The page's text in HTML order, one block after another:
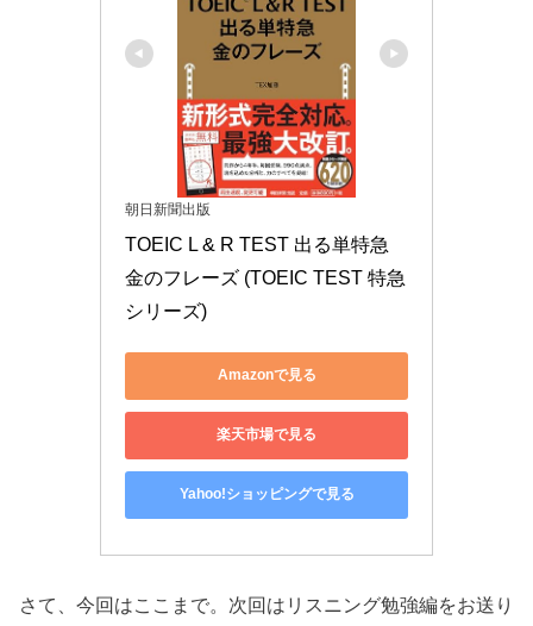
朝日新聞出版
TOEIC L & R TEST 出る単特急
金のフレーズ (TOEIC TEST 特急
シリーズ)
Amazonで見る
楽天市場で見る
Yahoo!ショッピングで見る
さて、今回はここまで。次回はリスニング勉強編をお送り